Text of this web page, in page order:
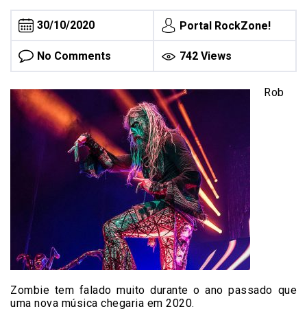
30/10/2020 Portal RockZone!
No Comments 742 Views
Rob
Zombie tem falado muito durante o ano passado que
uma nova música chegaria em 2020.